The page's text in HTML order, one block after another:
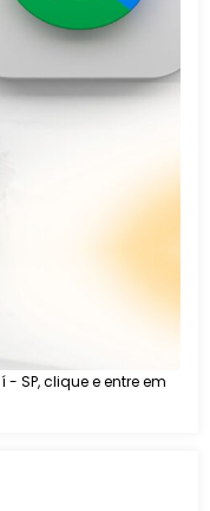
SP, clique e entre em